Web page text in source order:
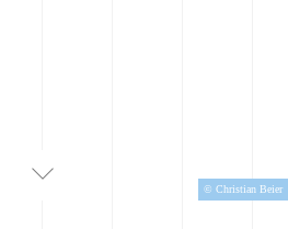
© Christian Beier